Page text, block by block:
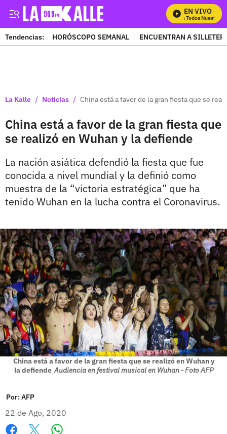
EN VIVO
Mira Todos Nuestros
Tendencias: HORÓSCOPO SEMANAL ENCUENTRAN A
La Kalle / Noticias / China está a favor de la gran fiesta que se
China está a favor de la gran fiesta que
se realizó en Wuhan y la defiende
La nación asiática defendió la fiesta que fue
conocida a nivel mundial y la definió como
muestra de la “victoria estratégica” que ha
tenido Wuhan en la lucha contra el Coronavirus.
China está a favor de la gran fiesta que se realizó en Wuhan y
la defiende Audiencia en festival musical en Wuhan - Foto AFP
Por:AFP
22 de Ago, 2020